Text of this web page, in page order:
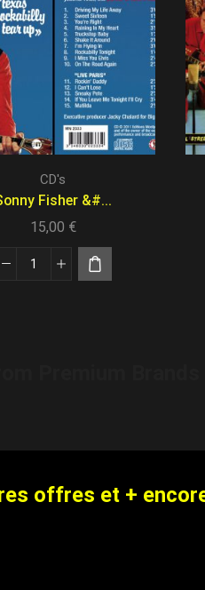
CD's
Fisher &#...
15,00 €
offres et +